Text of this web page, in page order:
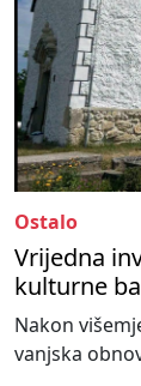
Ostalo
Vrijedna
kulturne
Nakon
vanjska